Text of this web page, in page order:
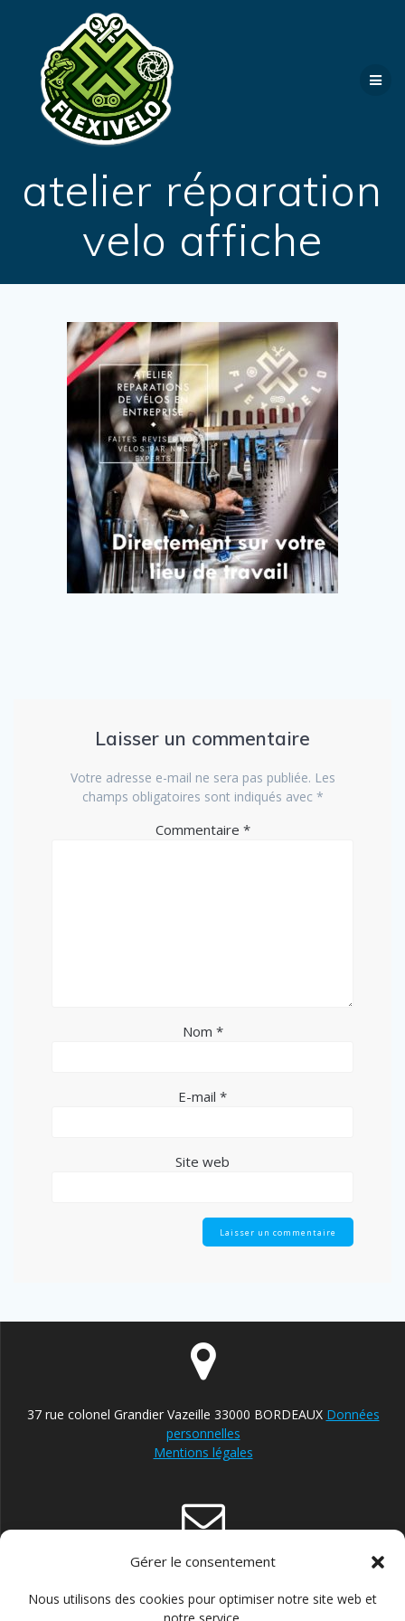
Gérer le consentement
Nous utilisons des cookies pour optimiser notre site web et
atelier réparation
velo affiche
Laisser un commentaire
Votre adresse e-mail ne sera pas publiée. Les
champs obligatoires sont indiqués avec *
Commentaire *
Nom *
E-mail *
Site web
37 rue colonel Grandier Vazeille 33000 BORDEAUX Données
personnelles
Mentions légales
contact@reparateur-velo-bordeaux.com